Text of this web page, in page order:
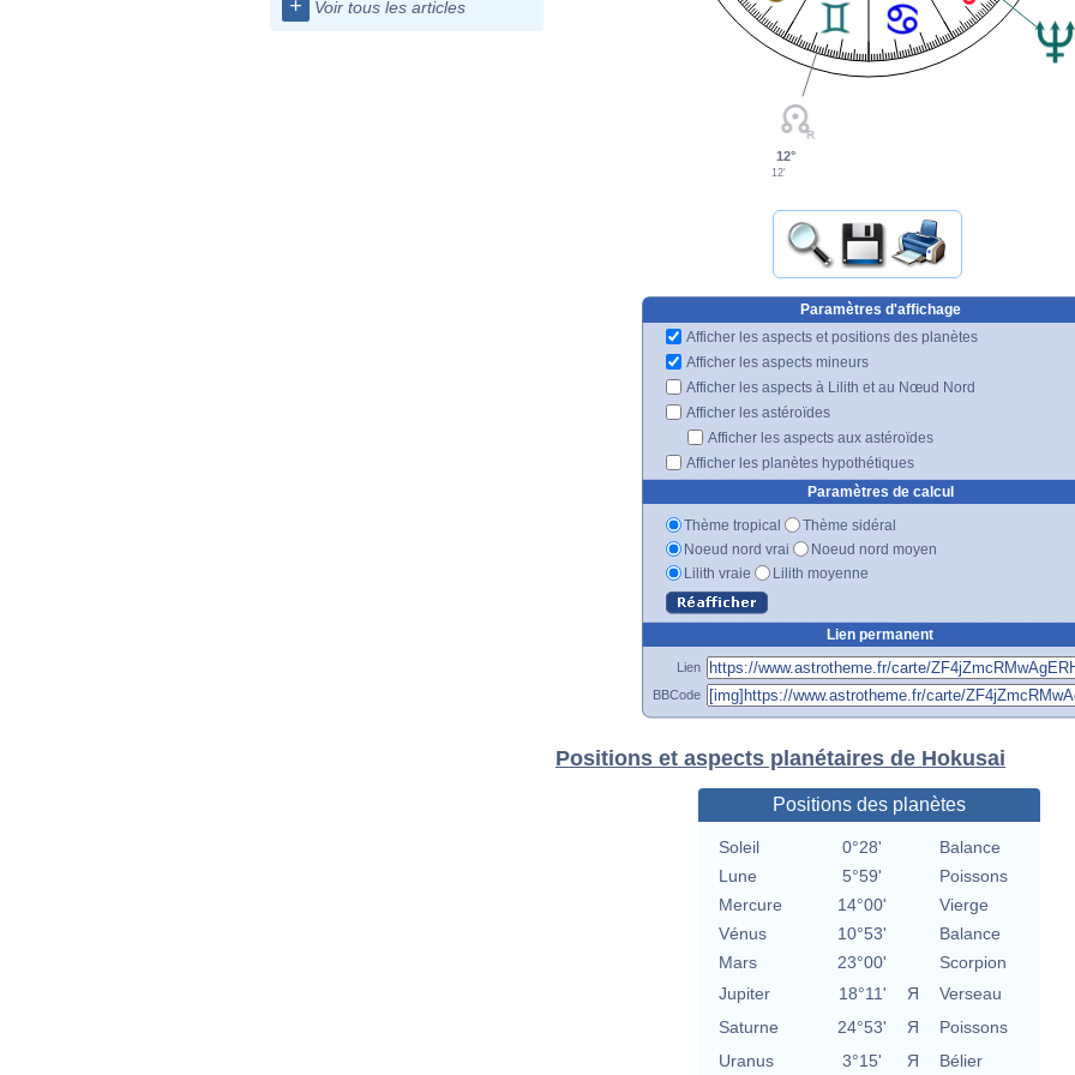
+ Voir tous les articles
12°
12'
Paramètres d'affichage
Afficher les aspects et positions des planètes
Afficher les aspects mineurs
Afficher les aspects à Lilith et au Nœud Nord
Afficher les astéroïdes
Afficher les aspects aux astéroïdes
Afficher les planètes hypothétiques
Paramètres de calcul
Thème tropical
Thème sidéral
Noeud nord vrai
Noeud nord moyen
Lilith vraie
Lilith moyenne
Lien permanent
Lien
BBCode
Positions et aspects planétaires de Hokusai
Positions des planètes
Soleil 0°28'
Balance
Lune
5°59'
Poissons
Mercure
14°00'
Vierge
Vénus
10°53'
Balance
Mars
23°00'
Scorpion
Jupiter
18°11' Я
Verseau
Saturne
24°53' Я
Poissons
Uranus
3°15' Я Bélier